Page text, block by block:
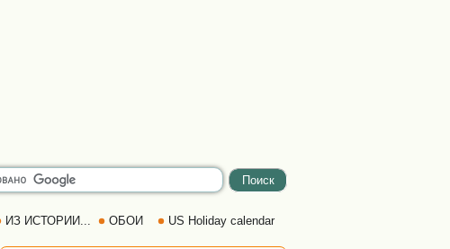
ИЗ ИСТОРИИ... ОБОИ US Holiday calendar